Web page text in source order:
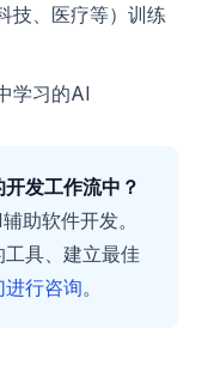
技、医疗等）训练
学习的AI
发工作流中？
助软件开发。
具、建立最佳
行咨询。